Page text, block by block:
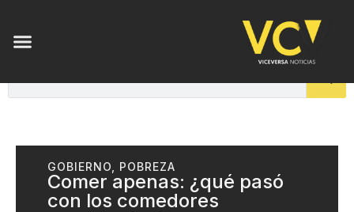
GOBIERNO POBREZA
Comer apenas: ¿qué pasó
con los comedores